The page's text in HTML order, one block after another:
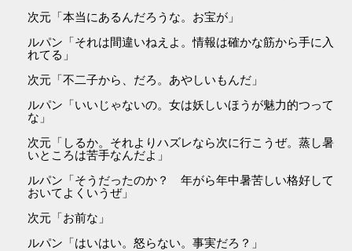
次元「本当にあるんだろうな。お宝が」
ルパン「それは間違いねえよ。情報は確かな筋から手に入
れてる」
次元「不二子から、だろ。あやしいもんだ」
ルパン「いいじゃないの。女は妖しいほうが魅力的つって
な」
次元「しるか。それよりハズレなら次に行こうぜ。蒸し暑
いところは苦手なんだよ」
ルパン「そうだったのか？ 年がら年中暑苦しい格好して
おいてよくいうぜ」
次元「お前な」
ルパン「はいはい。怒らない。事実だろ？」